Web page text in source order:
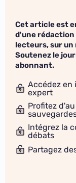
Cet article est
d'une rédaction
lecteurs, sur un
Soutenez le
abonnant.
Accédez en
expert
Profitez
Intégrez la
débats
Partagez